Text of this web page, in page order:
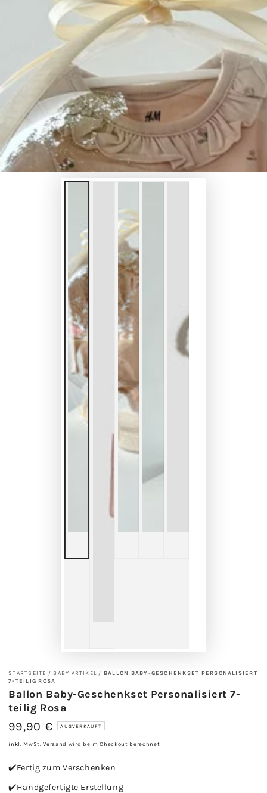
STARTSEITE / BABY ARTIKEL / BALLON BABY-GESCHENKSET PERSONALISIERT
7-TEILIG ROSA
Ballon Baby-Geschenkset Personalisiert 7-
teilig Rosa
Regulärer
99,90 € AUSVERKAUFT
inkl. MwSt.Versand wird beim Checkout berechnet
✔️Fertig zum Verschenken
✔️Handgefertigte Erstellung